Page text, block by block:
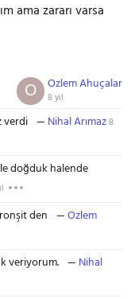
ama zararı varsa
Ozlem Ahuçalar
8 yıl
O
verdi Nihal Arımaz8
doğduk halende
den
Ozlem
veriyorum.
Nihal